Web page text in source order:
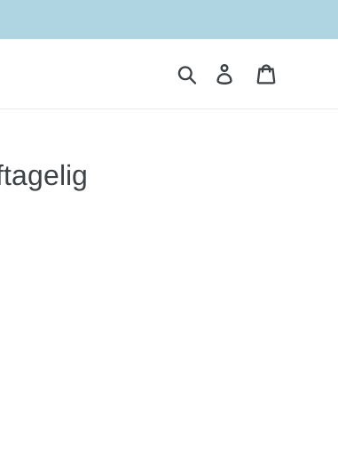
Søg Log ind